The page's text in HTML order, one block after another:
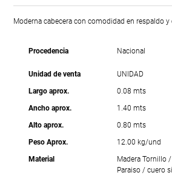
Moderna cabecera con comodidad en respaldo
Procedencia Nacional
Unidad de venta
UNIDAD
Largo aprox.
0.08 mts
Ancho aprox.
1.40 mts
Alto aprox.
0.80 mts
Peso Aprox.
12.00 kg/und
Material
Madera Tornillo
Paraiso / cuero